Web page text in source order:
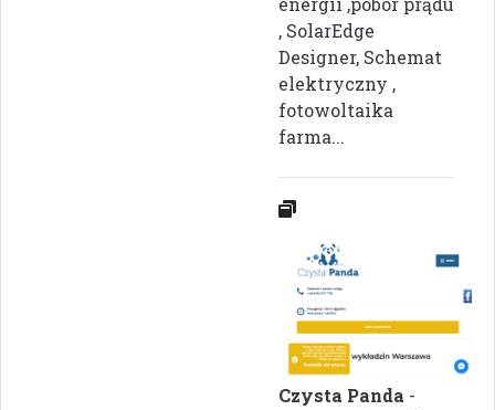
, SolarEdge
Designer, Schemat
elektryczny ,
fotowoltaika
farma...
Czysta Panda -